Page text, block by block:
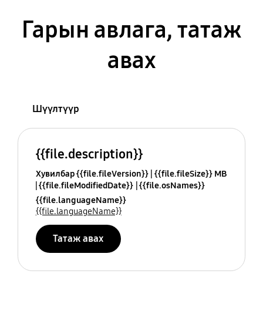
Гарын авлага, татаж
авах
Шүүлтүүр
{{file.description}}
Хувилбар {{file.fileVersion}} {{file.fileSize}} MB
{{file.fileModifiedDate}} {{file.osNames}}
{{file.languageName}}
{{file.languageName}}
Татаж авах